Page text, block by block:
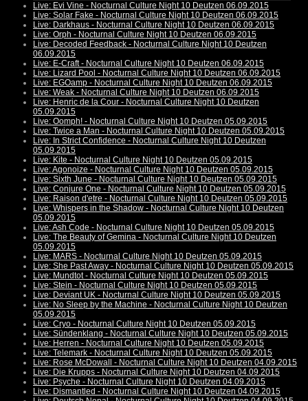
Live: Evi Vine - Nocturnal Culture Night 10 Deutzen 06.09.2015
Live: Solar Fake - Nocturnal Culture Night 10 Deutzen 06.09.2015
Live: Darkhaus - Nocturnal Culture Night 10 Deutzen 06.09.2015
Live: Orph - Nocturnal Culture Night 10 Deutzen 06.09.2015
Live: Decoded Feedback - Nocturnal Culture Night 10 Deutzen
06.09.2015
Live: E-Craft - Nocturnal Culture Night 10 Deutzen 06.09.2015
Live: Lizard Pool - Nocturnal Culture Night 10 Deutzen 06.09.2015
Live: EGOamp - Nocturnal Culture Night 10 Deutzen 06.09.2015
Live: Weak - Nocturnal Culture Night 10 Deutzen 06.09.2015
Live: Henric de la Cour - Nocturnal Culture Night 10 Deutzen
05.09.2015
Live: Oomph! - Nocturnal Culture Night 10 Deutzen 05.09.2015
Live: Twice a Man - Nocturnal Culture Night 10 Deutzen 05.09.2015
Live: In Strict Confidence - Nocturnal Culture Night 10 Deutzen
05.09.2015
Live: Kite - Nocturnal Culture Night 10 Deutzen 05.09.2015
Live: Agonoize - Nocturnal Culture Night 10 Deutzen 05.09.2015
Live: Sixth June - Nocturnal Culture Night 10 Deutzen 05.09.2015
Live: Conjure One - Nocturnal Culture Night 10 Deutzen 05.09.2015
Live: Raison d'etre - Nocturnal Culture Night 10 Deutzen 05.09.2015
Live: Whispers in the Shadow - Nocturnal Culture Night 10 Deutzen
05.09.2015
Live: Ash Code - Nocturnal Culture Night 10 Deutzen 05.09.2015
Live: The Beauty of Gemina - Nocturnal Culture Night 10 Deutzen
05.09.2015
Live: MARS - Nocturnal Culture Night 10 Deutzen 05.09.2015
Live: She Past Away - Nocturnal Culture Night 10 Deutzen 05.09.2015
Live: Mundtot - Nocturnal Culture Night 10 Deutzen 05.09.2015
Live: Stein - Nocturnal Culture Night 10 Deutzen 05.09.2015
Live: Deviant UK - Nocturnal Culture Night 10 Deutzen 05.09.2015
Live: No Sleep by the Machine - Nocturnal Culture Night 10 Deutzen
05.09.2015
Live: Cryo - Nocturnal Culture Night 10 Deutzen 05.09.2015
Live: Sündenklang - Nocturnal Culture Night 10 Deutzen 05.09.2015
Live: Herren - Nocturnal Culture Night 10 Deutzen 05.09.2015
Live: Telemark - Nocturnal Culture Night 10 Deutzen 05.09.2015
Live: Rose McDowall - Nocturnal Culture Night 10 Deutzen 04.09.2015
Live: Die Krupps - Nocturnal Culture Night 10 Deutzen 04.09.2015
Live: Psyche - Nocturnal Culture Night 10 Deutzen 04.09.2015
Live: Dismantled - Nocturnal Culture Night 10 Deutzen 04.09.2015